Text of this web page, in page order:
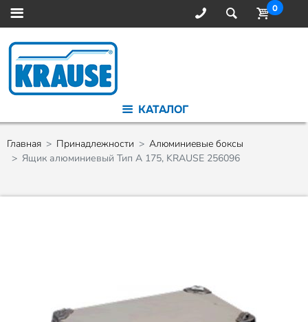
0
КАТАЛОГ
Главная Принадлежности
Алюминиевые боксы
Ящик алюминиевый Тип А 175, KRAUSE 256096